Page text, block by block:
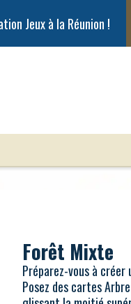
Jeux à la Réunion !
Forêt Mixte
Préparez-vous à
Posez des cartes